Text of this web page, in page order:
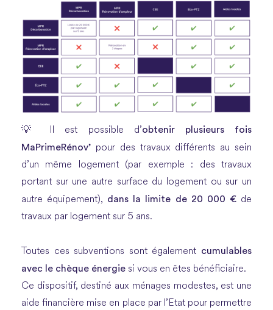
💡 Il est possible d’obtenir plusieurs fois
MaPrimeRénov’ pour des travaux différents au sein
d’un même logement (par exemple : des travaux
portant sur une autre surface du logement ou sur un
autre équipement), dans la limite de 20 000 € de
travaux par logement sur 5 ans.
Toutes ces subventions sont également cumulables
avec le chèque énergie si vous en êtes bénéficiaire.
Ce dispositif, destiné aux ménages modestes, est une
aide financière mise en place par l’Etat pour permettre